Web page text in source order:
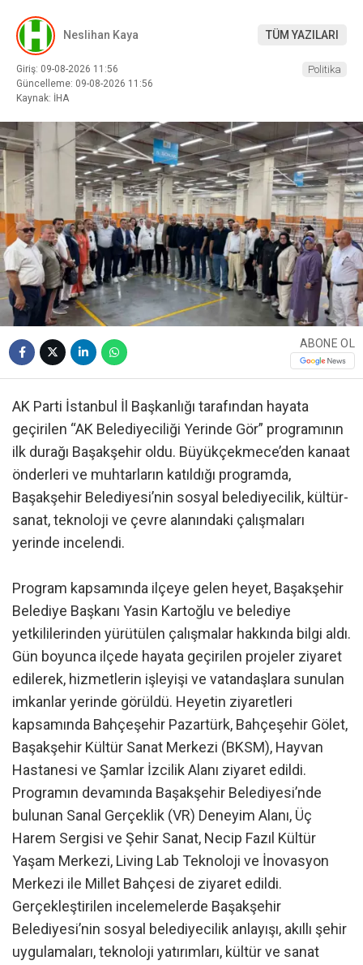
Neslihan Kaya TÜM YAZILARI
Giriş: 09-08-2026 11:56
Güncelleme: 09-08-2026 11:56
Kaynak: İHA
Politika
ABONE OL
AK Parti İstanbul İl Başkanlığı tarafından hayata
geçirilen “AK Belediyeciliği Yerinde Gör” programının
ilk durağı Başakşehir oldu. Büyükçekmece’den kanaat
önderleri ve muhtarların katıldığı programda,
Başakşehir Belediyesi’nin sosyal belediyecilik, kültür-
sanat, teknoloji ve çevre alanındaki çalışmaları
yerinde incelendi.
Program kapsamında ilçeye gelen heyet, Başakşehir
Belediye Başkanı Yasin Kartoğlu ve belediye
yetkililerinden yürütülen çalışmalar hakkında bilgi aldı.
Gün boyunca ilçede hayata geçirilen projeler ziyaret
edilerek, hizmetlerin işleyişi ve vatandaşlara sunulan
imkanlar yerinde görüldü. Heyetin ziyaretleri
kapsamında Bahçeşehir Pazartürk, Bahçeşehir Gölet,
Başakşehir Kültür Sanat Merkezi (BKSM), Hayvan
Hastanesi ve Şamlar İzcilik Alanı ziyaret edildi.
Programın devamında Başakşehir Belediyesi’nde
bulunan Sanal Gerçeklik (VR) Deneyim Alanı, Üç
Harem Sergisi ve Şehir Sanat, Necip Fazıl Kültür
Yaşam Merkezi, Living Lab Teknoloji ve İnovasyon
Merkezi ile Millet Bahçesi de ziyaret edildi.
Gerçekleştirilen incelemelerde Başakşehir
Belediyesi’nin sosyal belediyecilik anlayışı, akıllı şehir
uygulamaları, teknoloji yatırımları, kültür ve sanat